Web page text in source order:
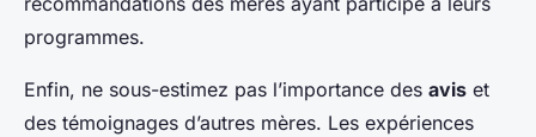
programmes.
Enfin, ne sous-estimez pas l’importance des avis et
des témoignages d’autres mères. Les expériences